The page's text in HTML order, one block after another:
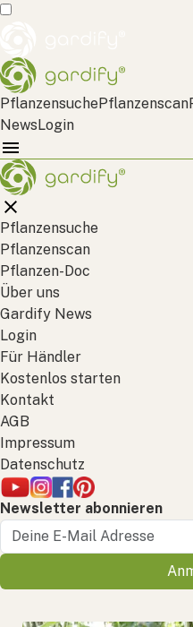
PflanzensuchePflanzenscan
NewsLogin
Pflanzensuche
Pflanzenscan
Pflanzen-Doc
Über uns
Gardify News
Login
Für Händler
Kostenlos starten
Kontakt
AGB
Impressum
Datenschutz
Newsletter abonnieren